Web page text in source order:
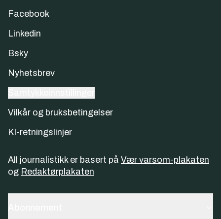
Facebook
Linkedin
Bsky
Nyhetsbrev
Vilkår og bruksbetingelser
KI-retningslinjer
All journalistikk er basert på Vær varsom-plakaten
og Redaktørplakaten